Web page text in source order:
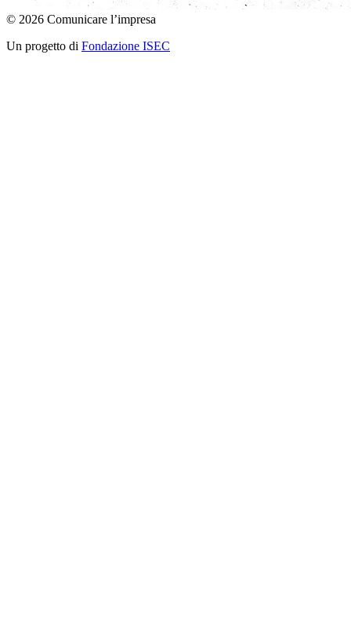
© 2026 Comunicare l’impresa
Un progetto di Fondazione ISEC